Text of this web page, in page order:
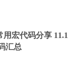
用宏代码分享 11.1
汇总